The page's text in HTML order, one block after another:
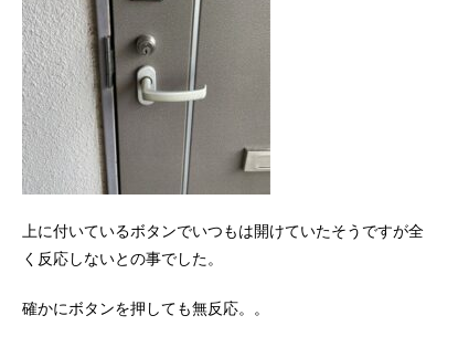
上に付いているボタンでいつもは開けていたそうですが全
く反応しないとの事でした。
確かにボタンを押しても無反応。。